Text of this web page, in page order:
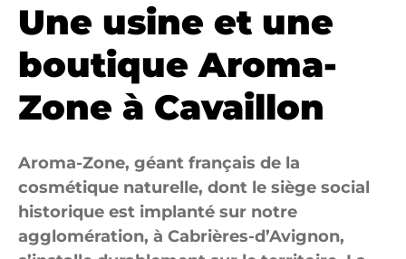
Une usine et une
boutique Aroma-
Zone à Cavaillon
Aroma-Zone, géant français de la
cosmétique naturelle, dont le siège social
historique est implanté sur notre
agglomération, à Cabrières-d’Avignon,